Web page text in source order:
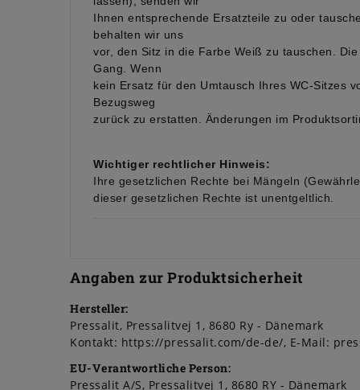
Ihnen entsprechende Ersatzteile zu oder
behalten wir uns
vor, den Sitz in die Farbe Weiß zu tauschen.
Gang. Wenn
kein Ersatz für den Umtausch Ihres WC-Sitzes
Bezugsweg
zurück zu erstatten. Änderungen im
Wichtiger rechtlicher Hinweis:
Ihre gesetzlichen Rechte bei Mängeln
dieser gesetzlichen Rechte ist unentgeltlich.
Angaben zur Produktsicherheit
Hersteller:
Pressalit Pressalitvej 1 8680 Ry
Dänemark
Kontakt: https://pressalit.com/de-de/ E-Mail:
EU-Verantwortliche Person:
Pressalit A/S Pressalitvej 1 8680 RY
Dänemark